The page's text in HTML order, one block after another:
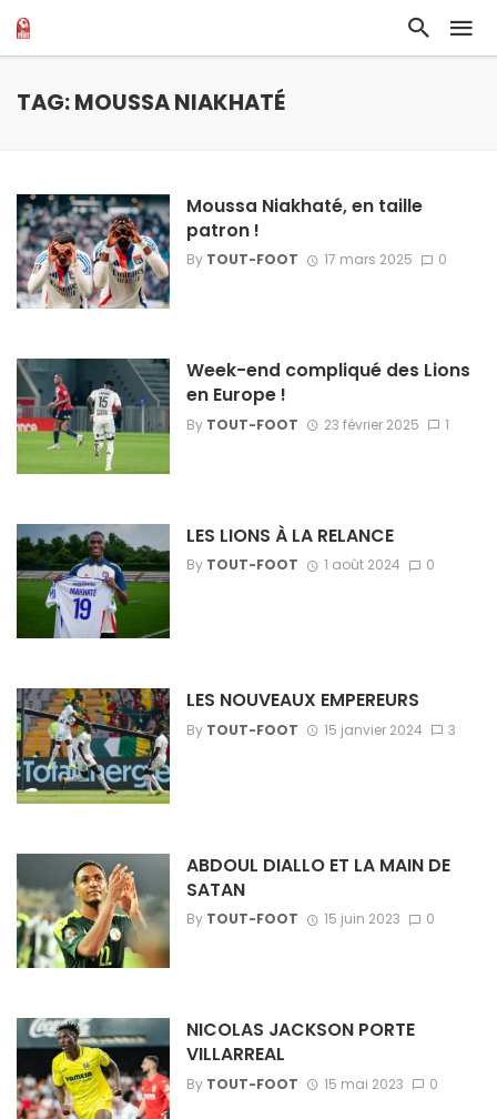
TAG: MOUSSA NIAKHATÉ
Moussa Niakhaté, en taille
patron !
By TOUT-FOOT 17 mars 2025 0
Week-end compliqué des Lions
en Europe !
By TOUT-FOOT 23 février 2025 1
LES LIONS À LA RELANCE
By TOUT-FOOT 1 août 2024 0
LES NOUVEAUX EMPEREURS
By TOUT-FOOT 15 janvier 2024 3
ABDOUL DIALLO ET LA MAIN DE
SATAN
By TOUT-FOOT 15 juin 2023 0
NICOLAS JACKSON PORTE
VILLARREAL
By TOUT-FOOT 15 mai 2023 0